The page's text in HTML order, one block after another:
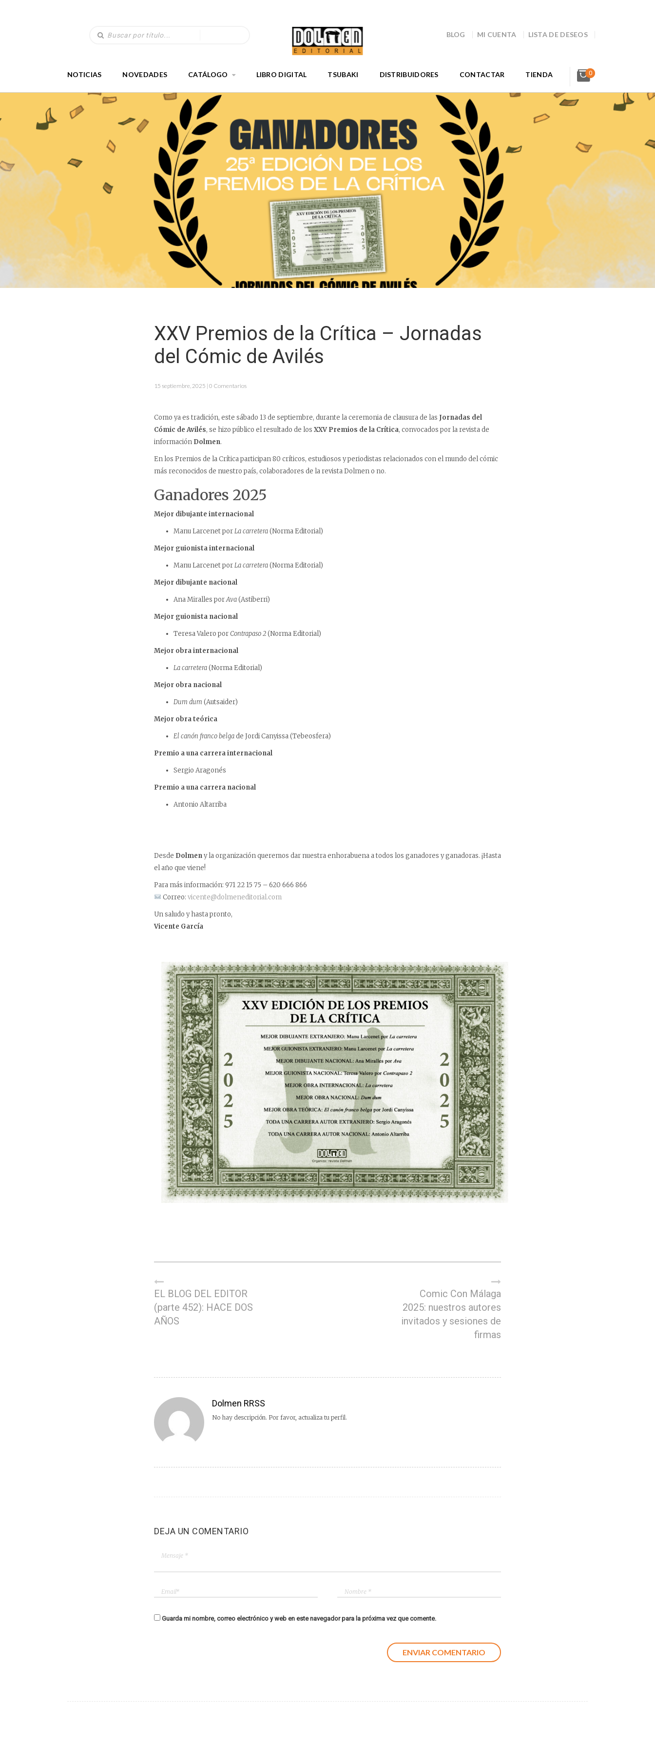
BLOG MI CUENTA LISTA DE DESEOS
NOTICIAS NOVEDADES CATÁLOGO LIBRO DIGITAL TSUBAKI DISTRIBUIDORES CONTACTAR TIENDA 0
XXV Premios de la Crítica – Jornadas
del Cómic de Avilés
15 septiembre, 2025 | 0 Comentarios
Como ya es tradición, este sábado 13 de septiembre, durante la ceremonia de clausura de las Jornadas del
Cómic de Avilés, se hizo público el resultado de los XXV Premios de la Crítica, convocados por la revista de
información Dolmen.
En los Premios de la Crítica participan 80 críticos, estudiosos y periodistas relacionados con el mundo del cómic
más reconocidos de nuestro país, colaboradores de la revista Dolmen o no.
Ganadores 2025
Mejor dibujante internacional
Manu Larcenet porLa carretera(Norma Editorial)
Mejor guionista internacional
Manu Larcenet porLa carretera(Norma Editorial)
Mejor dibujante nacional
Ana Miralles porAva(Astiberri)
Mejor guionista nacional
Teresa Valero porContrapaso 2(Norma Editorial)
Mejor obra internacional
La carretera(Norma Editorial)
Mejor obra nacional
Dum dum (Autsaider)
Mejor obra teórica
El canón franco belgade Jordi Canyissa (Tebeosfera)
Premio a una carrera internacional
Sergio Aragonés
Premio a una carrera nacional
Antonio Altarriba
Desde Dolmeny la organización queremos dar nuestra enhorabuena a todos los ganadores y ganadoras. ¡Hasta
el año que viene!
Para más información: 971 22 15 75 – 620 666 866
Correo: vicente@dolmeneditorial.com
Un saludo y hasta pronto,
Vicente García
EL BLOG DEL EDITOR
(parte 452): HACE DOS
AÑOS
Comic Con Málaga
2025: nuestros autores
invitados y sesiones de
firmas
Dolmen RRSS
No hay descripción. Por favor, actualiza tu perfil.
DEJA UN COMENTARIO
Guarda mi nombre, correo electrónico y web en este navegador para la próxima vez que comente.